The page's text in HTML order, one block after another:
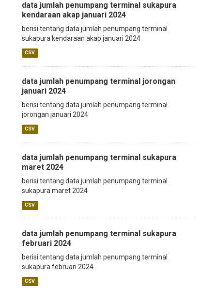
data jumlah penumpang terminal sukapura
kendaraan akap januari 2024
berisi tentang data jumlah penumpang terminal
sukapura kendaraan akap januari 2024
CSV
data jumlah penumpang terminal jorongan
januari 2024
berisi tentang data jumlah penumpang terminal
jorongan januari 2024
CSV
data jumlah penumpang terminal sukapura
maret 2024
berisi tentang data jumlah penumpang terminal
sukapura maret 2024
CSV
data jumlah penumpang terminal sukapura
februari 2024
berisi tentang data jumlah penumpang terminal
sukapura februari 2024
CSV